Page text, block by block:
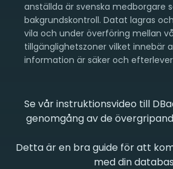
anställda är svenska medborgare
bakgrundskontroll. Datat lagras
vila och under överföring mellan
tillgänglighetszoner vilket innebär
information är säker och efterlever
Se vår instruktionsvideo till
genomgång av de
Detta är en bra guide för att
med din